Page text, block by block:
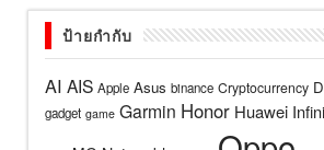
ป้ายกำกับ
AI AIS Apple Asus binance Cryptocurrency
gadget game Garmin Honor Huawei